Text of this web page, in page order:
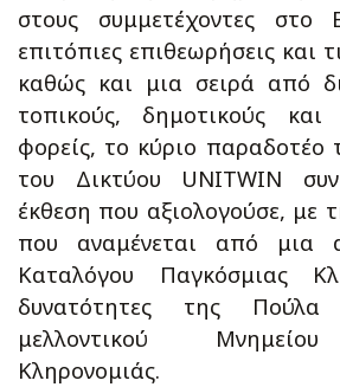
στους συμμετέχοντες στο
επιτόπιες επιθεωρήσεις και
καθώς και μια σειρά από
τοπικούς, δημοτικούς και
φορείς, το κύριο παραδοτέο
του Δικτύου UNITWIN
έκθεση που αξιολογούσε, με
που αναμένεται από μια
Καταλόγου Παγκόσμιας
δυνατότητες της
μελλοντικού
Κληρονομιάς.